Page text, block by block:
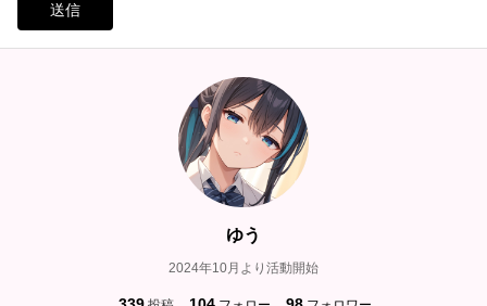
送信
ゆう
2024年10月より活動開始